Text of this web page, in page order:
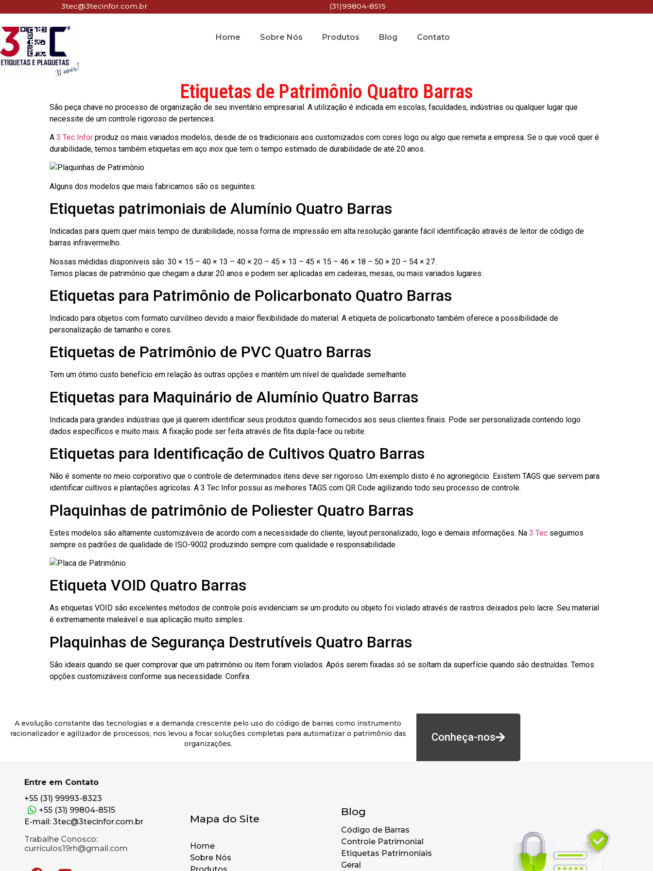
3tec@3tecinfor.com.br (31)99804-8515
Home Sobre Nós Produtos Blog Contato
Etiquetas de Patrimônio Quatro Barras
São peça chave no processo de organização de seu inventário empresarial. A utilização é indicada em escolas, faculdades, indústrias ou qualquer lugar que
necessite de um controle rigoroso de pertences.
A 3 Tec Infor produz os mais variados modelos, desde de os tradicionais aos customizados com cores logo ou algo que remeta a empresa. Se o que você quer é
durabilidade, temos também etiquetas em aço inox que tem o tempo estimado de durabilidade de até 20 anos.
Alguns dos modelos que mais fabricamos são os seguintes:
Etiquetas patrimoniais de Alumínio Quatro Barras
Indicadas para quem quer mais tempo de durabilidade, nossa forma de impressão em alta resolução garante fácil identificação através de leitor de código de
barras infravermelho.
Nossas médidas disponíveis são: 30 × 15 – 40 × 13 – 40 × 20 – 45 × 13 – 45 × 15 – 46 × 18 – 50 × 20 – 54 × 27.
Temos placas de patrimônio que chegam a durar 20 anos e podem ser aplicadas em cadeiras, mesas, ou mais variados lugares.
Etiquetas para Patrimônio de Policarbonato Quatro Barras
Indicado para objetos com formato curvilíneo devido a maior flexibilidade do material. A etiqueta de policarbonato também oferece a possibilidade de
personalização de tamanho e cores.
Etiquetas de Patrimônio de PVC Quatro Barras
Tem um ótimo custo benefício em relação às outras opções e mantém um nível de qualidade semelhante.
Etiquetas para Maquinário de Alumínio Quatro Barras
Indicada para grandes indústrias que já querem identificar seus produtos quando fornecidos aos seus clientes finais. Pode ser personalizada contendo logo
dados específicos e muito mais. A fixação pode ser feita através de fita dupla-face ou rebite.
Etiquetas para Identificação de Cultivos Quatro Barras
Não é somente no meio corporativo que o controle de determinados itens deve ser rigoroso. Um exemplo disto é no agronegócio. Existem TAGS que servem para
identificar cultivos e plantações agrícolas. A 3 Tec Infor possui as melhores TAGS com QR Code agilizando todo seu processo de controle.
Plaquinhas de patrimônio de Poliester Quatro Barras
Estes modelos são altamente customizáveis de acordo com a necessidade do cliente, layout personalizado, logo e demais informações. Na 3 Tec seguimos
sempre os padrões de qualidade de ISO-9002 produzindo sempre com qualidade e responsabilidade.
Etiqueta VOID Quatro Barras
As etiquetas VOID são excelentes métodos de controle pois evidenciam se um produto ou objeto foi violado através de rastros deixados pelo lacre. Seu material
é extremamente maleável e sua aplicação muito simples.
Plaquinhas de Segurança Destrutíveis Quatro Barras
São ideais quando se quer comprovar que um patrimônio ou item foram violados. Após serem fixadas só se soltam da superfície quando são destruídas. Temos
opções customizáveis conforme sua necessidade. Confira.
A evolução constante das tecnologias e a demanda crescente pelo uso do código de barras como instrumento
racionalizador e agilizador de processos, nos levou a focar soluções completas para automatizar o patrimônio das
organizações.
Conheça-nos
Entre em Contato
+55 (31) 99993-8323
+55 (31) 99804-8515
E-mail: 3tec@3tecinfor.com.br
Trabalhe Conosco:
curriculos19rh@gmail.com
Mapa do Site
Home
Sobre Nós
Blog
Código de Barras
Controle Patrimonial
Etiquetas Patrimoniais
Geral